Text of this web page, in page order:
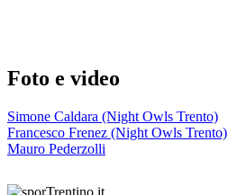
Foto e video
Simone Caldara (Night Owls Trento)
Francesco Frenez (Night Owls Trento)
Mauro Pederzolli